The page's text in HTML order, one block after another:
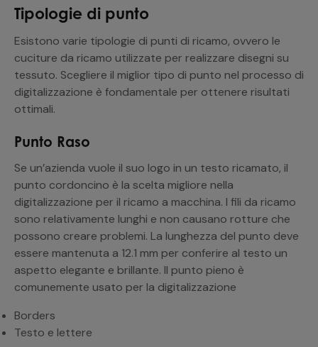
Tipologie di punto
Esistono varie tipologie di punti di ricamo, ovvero le
cuciture da ricamo utilizzate per realizzare disegni su
tessuto. Scegliere il miglior tipo di punto nel processo di
digitalizzazione è fondamentale per ottenere risultati
ottimali.
Punto Raso
Se un’azienda vuole il suo logo in un testo ricamato, il
punto cordoncino è la scelta migliore nella
digitalizzazione per il ricamo a macchina. I fili da ricamo
sono relativamente lunghi e non causano rotture che
possono creare problemi. La lunghezza del punto deve
essere mantenuta a 12.1 mm per conferire al testo un
aspetto elegante e brillante. Il punto pieno è
comunemente usato per la digitalizzazione
Borders
Testo e lettere